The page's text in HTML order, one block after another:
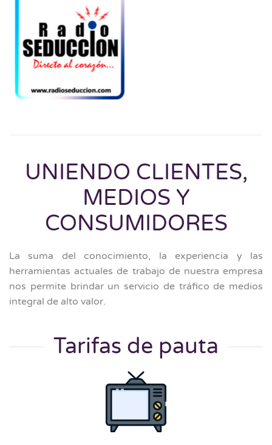
UNIENDO CLIENTES,
MEDIOS Y
CONSUMIDORES
La suma del conocimiento, la experiencia y las
herramientas actuales de trabajo de nuestra empresa
nos permite brindar un servicio de tráfico de medios
integral de alto valor.
Tarifas de pauta